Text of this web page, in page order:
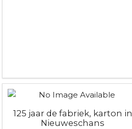
125 jaar de fabriek, karton in
Nieuweschans